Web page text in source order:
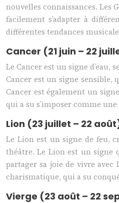
nouvelles connaissances. Les
facilement s’adapter à
différentes tendances
Cancer (21 juin – 22
Le Cancer est un signe
Cancer est un signe sensible,
Cancer est également un
qui a su s’imposer comme
Lion (23 juillet – 22
Le Lion est un signe de feu,
théâtre. Le Lion est un signe
partager sa joie de vivre avec
charismatique, qui a su
Vierge (23 août – 22